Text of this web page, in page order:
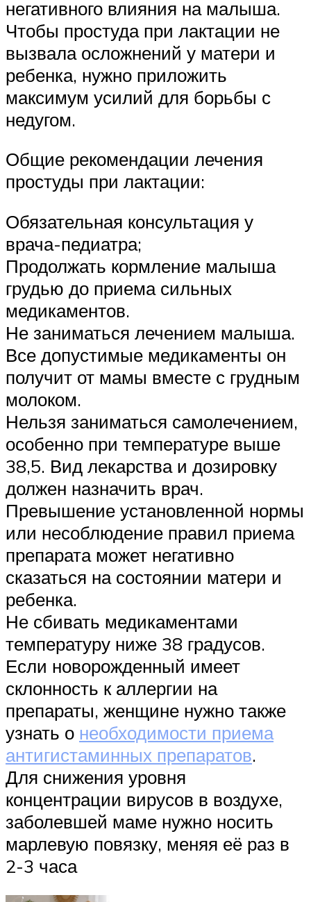
негативного влияния на малыша.
Чтобы простуда при лактации не
вызвала осложнений у матери и
ребенка, нужно приложить
максимум усилий для борьбы с
недугом.
Общие рекомендации лечения
простуды при лактации:
Обязательная консультация у
врача-педиатра;
Продолжать кормление малыша
грудью до приема сильных
медикаментов.
Не заниматься лечением малыша.
Все допустимые медикаменты он
получит от мамы вместе с грудным
молоком.
Нельзя заниматься самолечением,
особенно при температуре выше
38,5. Вид лекарства и дозировку
должен назначить врач.
Превышение установленной нормы
или несоблюдение правил приема
препарата может негативно
сказаться на состоянии матери и
ребенка.
Не сбивать медикаментами
температуру ниже 38 градусов.
Если новорожденный имеет
склонность к аллергии на
препараты, женщине нужно также
узнать о необходимости приема
антигистаминных препаратов.
Для снижения уровня
концентрации вирусов в воздухе,
заболевшей маме нужно носить
марлевую повязку, меняя её раз в
2-3 часа